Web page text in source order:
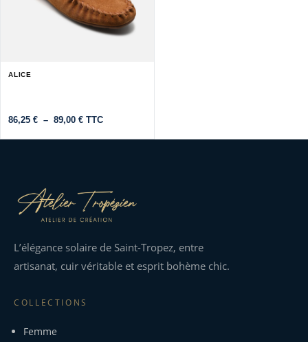
ALICE
86,25 € – 89,00 €Plage
89,00 €
TTC
L’élégance solaire de Saint-Tropez, entre
artisanat, cuir véritable et esprit bohème chic.
COLLECTIONS
Femme